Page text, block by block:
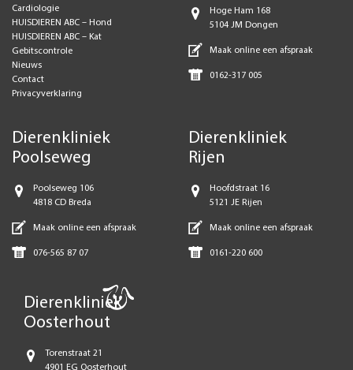
Cardiologie
HUISDIEREN ABC – Hond
HUISDIEREN ABC – Kat
Gebitscontrole
Nieuws
Contact
Privacyverklaring
Hoge Ham 168
5104 JM Dongen
Maak online een afspraak
0162-317 005
Dierenkliniek
Poolseweg
Poolseweg 106
4818 CD Breda
Maak online een afspraak
076-565 87 07
Dierenkliniek
Rijen
Hoofdstraat 16
5121 JE Rijen
Maak online een afspraak
0161-220 600
Dierenkliniek
Oosterhout
Torenstraat 21
4901 EG Oosterhout